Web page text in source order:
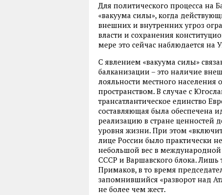
Для политического процесса на
«вакуума силы», когда
внешних и внутренних угроз
власти и сохранения
мере это сейчас наблюдается на
С явлением «вакуума силы»
балканизации – это наличие
лояльности местного
пространством. В случае с
трансатлантическое единство
составляющая была обеспечена
реализацию в стране ценностей
уровня жизни. При этом
лице России было практически
небольшой вес в
СССР и Варшавского блока. Лишь
Примаков, в то время
запомнившийся «разворот над
не более чем жест.